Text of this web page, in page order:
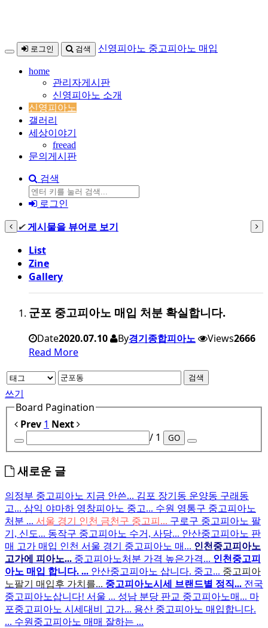
로그인 검색 신영피아노 중고피아노 매입
home
관리자게시판
신영피아노 소개
신영피아노
갤러리
세상이야기
freead
문의게시판
검색
검
로그인
✔게시물을 뷰어로 보기
List
Zine
Gallery
군포 중고피아노 매입 처분 확실합니다.
Date2020.07.10 By경기종합피아노 Views2666
Read More
검색
쓰기
Board Pagination
Prev 1 Next
/ 1
GO
새로운 글
의정부 중고피아노 지금 안쓴... 김포 장기동 운양동 구래동
고... 삼익 야마하 영창피아노 중고... 수원 영통구 중고피아노
처분 ... 서울 경기 인천 금천구 중고피... 구로구 중고피아노 팔
기, 신도... 동작구 중고피아노 수거, 사당... 안산중고피아노 판
매 고가 매입 인천 서울 경기 중고피아노 매... 인천중고피아노
고가에 피아노... 중고피아노처분 가격 높은가격... 인천중고피
아노 매입 합니다. ... 안산중고피아노 삽니다. 중고... 중고피아
노팔기 매입후 가치를... 중고피아노시세 브랜드별 정직... 전국
중고피아노삽니다! 서울 ... 성남 분당 판교 중고피아노매... 마
포중고피아노 시세대비 고가... 용산 중고피아노 매입합니다.
... 수원중고피아노 매매 잘하는 ...